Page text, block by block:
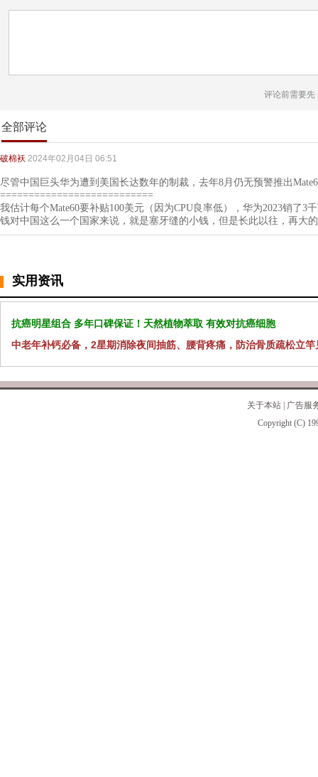
评论前需要先
全部评论
破棉袄 2024年02月04日 06:51
尽管中国巨头华为遭到美国长达数年的制裁，去年8月仍无预警推出
===========================
我估计每个Mate60要补贴100美元（因为CPU良率低），华为2023销了3
钱对中国这么一个国家来说，就是塞牙缝的小钱，但是长此以往，再大
实用资讯
抗癌明星组合 多年口碑保证！天然植物萃取 有效对抗癌细胞
中老年补钙必备，2星期消除夜间抽筋、腰背疼痛，防治骨质疏松立竿
关于本站
广告服
Copyright (C)